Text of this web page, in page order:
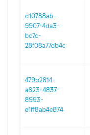
d10788ab-
9907-4da3-
bc7c-
28f08a77db4c
479b2814-
a623-4837-
8993-
e1ff8ab4e874